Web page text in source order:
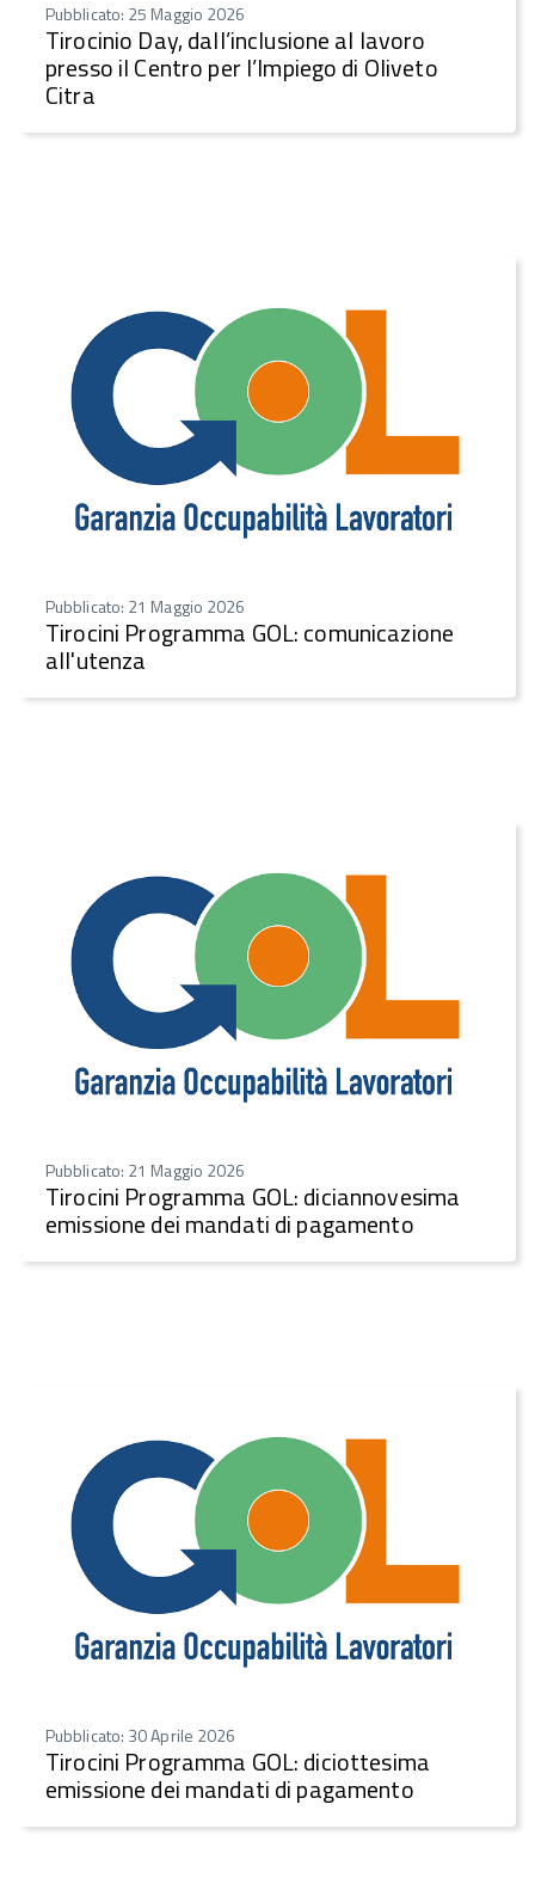
Pubblicato: 25 Maggio 2026
Tirocinio Day, dall’inclusione al lavoro
presso il Centro per l’Impiego di Oliveto
Citra
Pubblicato: 21 Maggio 2026
Tirocini Programma GOL: comunicazione
all'utenza
Pubblicato: 21 Maggio 2026
Tirocini Programma GOL: diciannovesima
emissione dei mandati di pagamento
Pubblicato: 30 Aprile 2026
Tirocini Programma GOL: diciottesima
emissione dei mandati di pagamento